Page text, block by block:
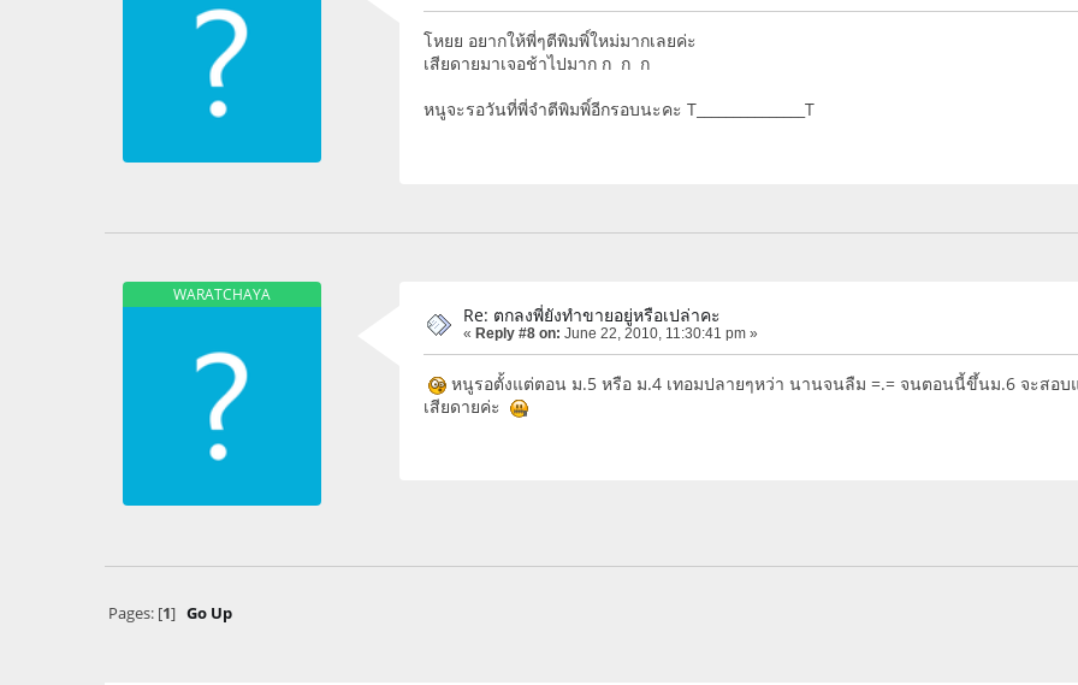
โหยย อยากให้พี่ๆตีพิมพิ์ใหม่มากเลยค่ะ
เสียดายมาเจอช้าไปมาก ก ก ก
หนูจะรอวันที่พี่จำตีพิมพิ์อีกรอบนะคะ T_______________T
WARATCHAYA
Re: ตกลงพี่ยังทำขายอยู่หรือเปล่าคะ
« Reply #8 on: June 22, 2010, 11:30:41 pm »
หนูรอตั้งแต่ตอน ม.5 หรือ ม.4 เทอมปลายๆหว่า นานจนลืม =.= จนตอนนี้ขึ้นม.6 จะสอบ
เสียดายค่ะ
Pages: [1] Go Up